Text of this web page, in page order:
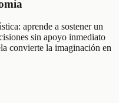
aprende a sostener un
sin apoyo inmediato
convierte la imaginación en